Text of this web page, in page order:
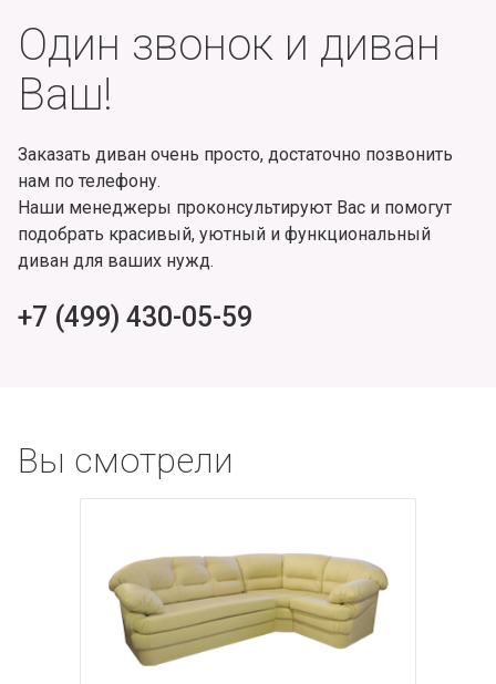
Один звонок и диван
Ваш!
Заказать диван очень просто, достаточно позвонить
нам по телефону.
Наши менеджеры проконсультируют Вас и помогут
подобрать красивый, уютный и функциональный
диван для ваших нужд.
+7 (499) 430-05-59
Вы смотрели